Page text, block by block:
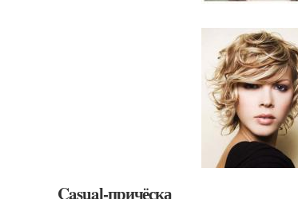
Casual-причёска